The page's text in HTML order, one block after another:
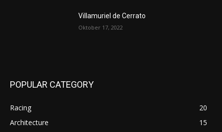
Villamuriel de Cerrato
Oktober 17, 2022
POPULAR CATEGORY
Racing
20
Architecture
15